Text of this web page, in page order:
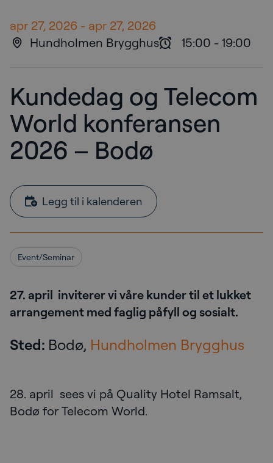
apr 27, 2026 - apr 27, 2026
Hundholmen Brygghus
15:00 - 19:00
Kundedag og Telecom
World konferansen
2026 – Bodø
Legg til i kalenderen
Event/Seminar
27. april inviterer vi våre kunder til et lukket
arrangement med faglig påfyll og sosialt.
Sted: Bodø, Hundholmen Brygghus
28. april sees vi på Quality Hotel Ramsalt,
Bodø for Telecom World.